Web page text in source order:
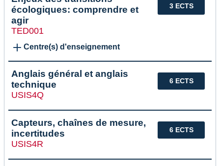
3 ECTS
écologiques: comprendre et
agir
TED001
Centre(s) d'enseignement
6 ECTS
Anglais général et anglais
technique
USIS4Q
6 ECTS
Capteurs, chaînes de mesure,
incertitudes
USIS4R